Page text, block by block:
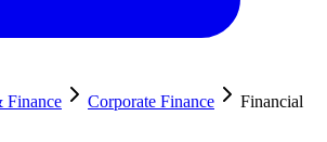
Finance Corporate Finance
Financial